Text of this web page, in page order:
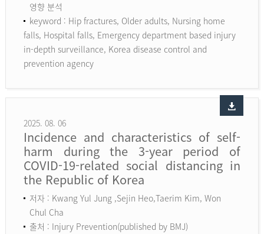
영향 분석
keyword : Hip fractures, Older adults, Nursing home
falls, Hospital falls, Emergency department based injury
in-depth surveillance, Korea disease control and
prevention agency
2025. 08. 06
Incidence and characteristics of self-
harm during the 3-year period of
COVID-19-related social distancing in
the Republic of Korea
저자 : Kwang Yul Jung ,Sejin Heo,Taerim Kim, Won
Chul Cha
출처 : Injury Prevention(published by BMJ)